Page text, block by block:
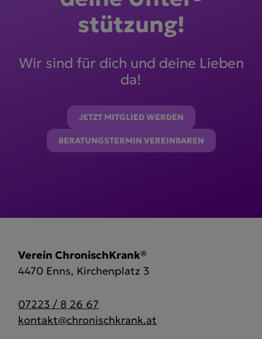
stützung!
Wir sind für dich und deine Lieben
da!
JETZT MITGLIED WERDEN
BERATUNGSTERMIN VEREINBAREN
Verein ChronischKrank®
4470 Enns, Kirchenplatz 3
07223 / 8 26 67
kontakt@chronischkrank.at